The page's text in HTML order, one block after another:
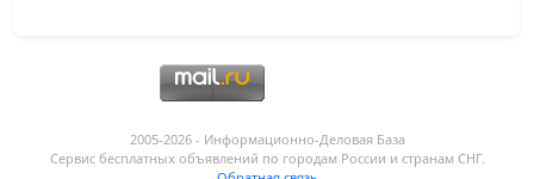
2005-2026 - Информационнo-Деловая База
Сервис бесплатных объявлений по городам России и странам СНГ.